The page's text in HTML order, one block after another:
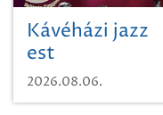
Kávéházi jazz
est
2026.08.06.